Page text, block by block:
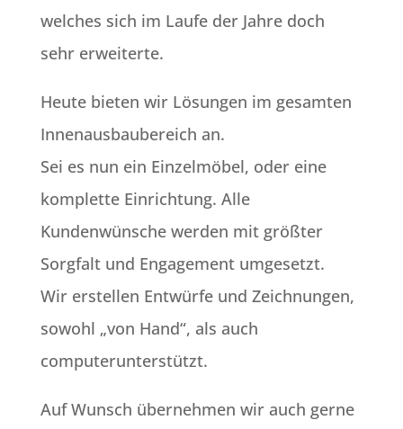
welches sich im Laufe der Jahre doch
sehr erweiterte.
Heute bieten wir Lösungen im gesamten
Innenausbaubereich an.
Sei es nun ein Einzelmöbel, oder eine
komplette Einrichtung. Alle
Kundenwünsche werden mit größter
Sorgfalt und Engagement umgesetzt.
Wir erstellen Entwürfe und Zeichnungen,
sowohl „von Hand“, als auch
computerunterstützt.
Auf Wunsch übernehmen wir auch gerne